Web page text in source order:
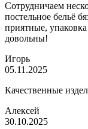
Сотрудничаем
постельное бельё
приятные,
довольны!
Игорь
05.11.2025
Качественные
Алексей
30.10.2025